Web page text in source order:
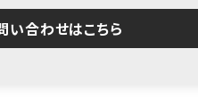
い合わせはこちら